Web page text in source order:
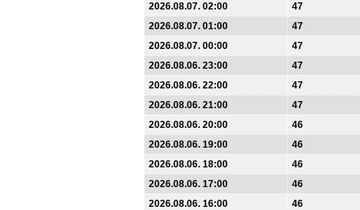
2026.08.07. 02:00
47
2026.08.07. 01:00
47
2026.08.07. 00:00
47
2026.08.06. 23:00
47
2026.08.06. 22:00
47
2026.08.06. 21:00
47
2026.08.06. 20:00
46
2026.08.06. 19:00
46
2026.08.06. 18:00
46
2026.08.06. 17:00
46
2026.08.06. 16:00
46